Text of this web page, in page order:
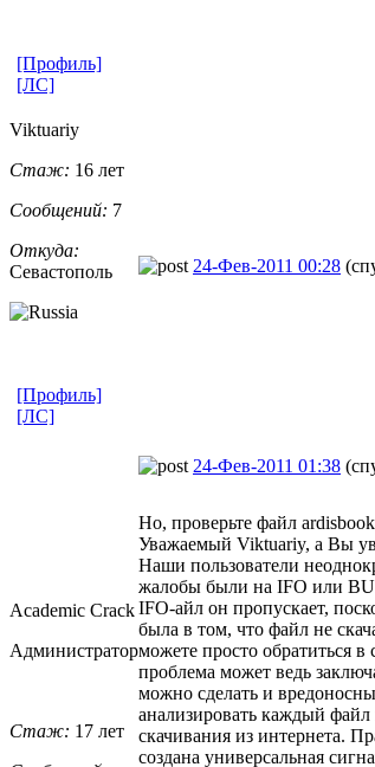
[Профиль]
[ЛС]
Viktuariy
Стаж: 16 лет
Сообщений: 7
Откуда:
Севастополь
24-Фев-2011 00:28
[Профиль]
[ЛС]
Academic Crack
Администратор
Стаж: 17 лет
24-Фев-2011 01:38
Но, проверьте файл
Уважаемый Viktuariy, а Вы
Наши пользователи
жалобы были на IFO или
IFO-айл он пропускает,
была в том, что файл не
можете просто обратиться
проблема может ведь
можно сделать и
анализировать каждый
скачивания из интернета.
создана универсальная